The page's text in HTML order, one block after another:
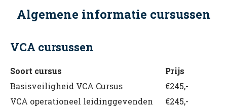
Algemene informatie cursussen
VCA cursussen
Soort cursus
Prijs
Basisveiligheid VCA Cursus
€245,-
VCA operationeel leidinggevenden
€245,-